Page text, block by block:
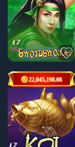
22,045,198.08